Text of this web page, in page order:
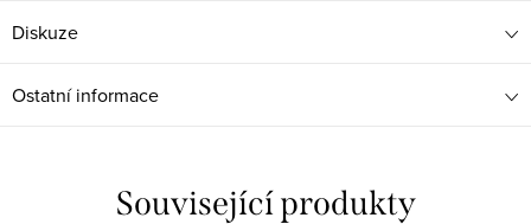
Diskuze
Ostatní informace
Související produkty